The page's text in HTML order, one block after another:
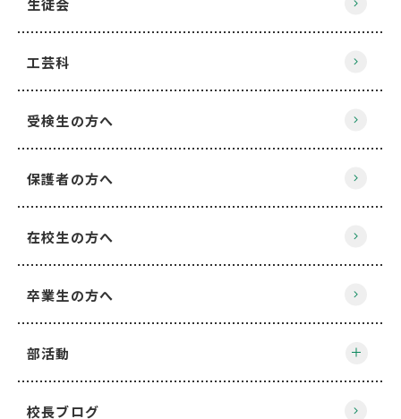
生徒会
工芸科
受検生の方へ
保護者の方へ
在校生の方へ
卒業生の方へ
部活動
校長ブログ